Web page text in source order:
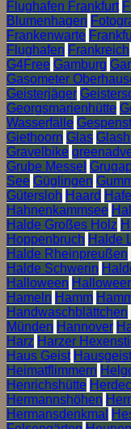
Flughafen Frankfurt
Blumenhagen
Frankenwarte
Flughafen Frankreich
G4Free Gamburg
Gasometer
Geisterjäger
Georgsmarienhütte
Wasserfälle
Giethoorn Glas
Gravelbike
Grube Messel
See Güglingen
Gütersloh Haard
Hahnenkammsee
Halde Großes Holz
Hoppenbruch Halde
Halde Rheinpreußen
Halde Schwerin
Halloween
Hameln Hamm
Handwaschblättchen
Münden Hannover
Harz Harzer
Haus Geist
Heimatflimmern
Henrichshütte
Hermannshöhen
Hermansdenkmal